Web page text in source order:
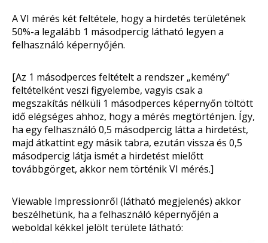
A VI mérés két feltétele, hogy a hirdetés területének
50%-a legalább 1 másodpercig látható legyen a
felhasználó képernyőjén.
[Az 1 másodperces feltételt a rendszer „kemény”
feltételként veszi figyelembe, vagyis csak a
megszakítás nélküli 1 másodperces képernyőn töltött
idő elégséges ahhoz, hogy a mérés megtörténjen. Így,
ha egy felhasználó 0,5 másodpercig látta a hirdetést,
majd átkattint egy másik tabra, ezután vissza és 0,5
másodpercig látja ismét a hirdetést mielőtt
továbbgörget, akkor nem történik VI mérés.]
Viewable Impressionről (látható megjelenés) akkor
beszélhetünk, ha a felhasználó képernyőjén a
weboldal kékkel jelölt területe látható: